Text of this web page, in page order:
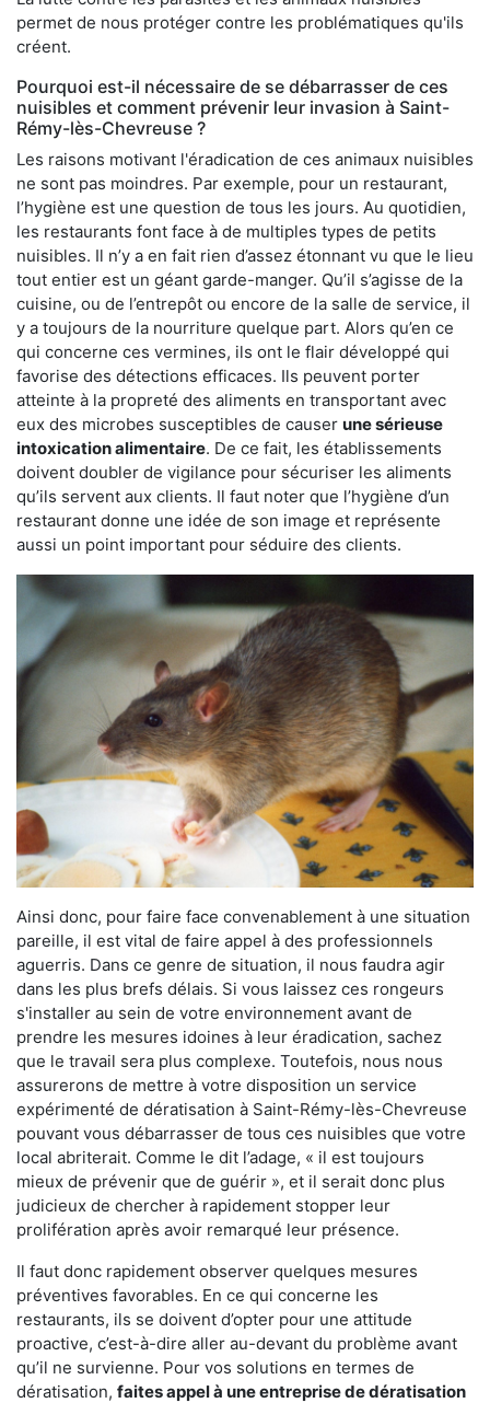
permet de nous protéger contre les problématiques qu'ils
créent.
Pourquoi est-il nécessaire de se débarrasser de ces
nuisibles et comment prévenir leur invasion à Saint-
Rémy-lès-Chevreuse ?
Les raisons motivant l'éradication de ces animaux nuisibles
ne sont pas moindres. Par exemple, pour un restaurant,
l’hygiène est une question de tous les jours. Au quotidien,
les restaurants font face à de multiples types de petits
nuisibles. Il n’y a en fait rien d’assez étonnant vu que le lieu
tout entier est un géant garde-manger. Qu’il s’agisse de la
cuisine, ou de l’entrepôt ou encore de la salle de service, il
y a toujours de la nourriture quelque part. Alors qu’en ce
qui concerne ces vermines, ils ont le flair développé qui
favorise des détections efficaces. Ils peuvent porter
atteinte à la propreté des aliments en transportant avec
eux des microbes susceptibles de causer une sérieuse
intoxication alimentaire. De ce fait, les établissements
doivent doubler de vigilance pour sécuriser les aliments
qu’ils servent aux clients. Il faut noter que l’hygiène d’un
restaurant donne une idée de son image et représente
aussi un point important pour séduire des clients.
Ainsi donc, pour faire face convenablement à une situation
pareille, il est vital de faire appel à des professionnels
aguerris. Dans ce genre de situation, il nous faudra agir
dans les plus brefs délais. Si vous laissez ces rongeurs
s'installer au sein de votre environnement avant de
prendre les mesures idoines à leur éradication, sachez
que le travail sera plus complexe. Toutefois, nous nous
assurerons de mettre à votre disposition un service
expérimenté de dératisation à Saint-Rémy-lès-Chevreuse
pouvant vous débarrasser de tous ces nuisibles que votre
local abriterait. Comme le dit l’adage, « il est toujours
mieux de prévenir que de guérir », et il serait donc plus
judicieux de chercher à rapidement stopper leur
prolifération après avoir remarqué leur présence.
Il faut donc rapidement observer quelques mesures
préventives favorables. En ce qui concerne les
restaurants, ils se doivent d’opter pour une attitude
proactive, c’est-à-dire aller au-devant du problème avant
qu’il ne survienne. Pour vos solutions en termes de
dératisation, faites appel à une entreprise de dératisation